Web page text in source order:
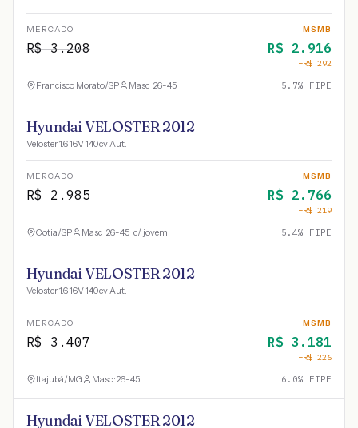
MERCADO
R$3.208
MSMB
R$ 2.916
−R$ 292
Francisco Morato/SP Masc · 26-45 5.7% FIPE
Hyundai VELOSTER 2012
Veloster 1.6 16V 140cv Aut.
MERCADO
R$2.985
MSMB
R$ 2.766
−R$ 219
Cotia/SP Masc · 26-45 · c/ jovem 5.4% FIPE
Hyundai VELOSTER 2012
Veloster 1.6 16V 140cv Aut.
MERCADO
R$3.407
MSMB
R$ 3.181
−R$ 226
Itajubá/MG Masc · 26-45 6.0% FIPE
Hyundai VELOSTER 2012